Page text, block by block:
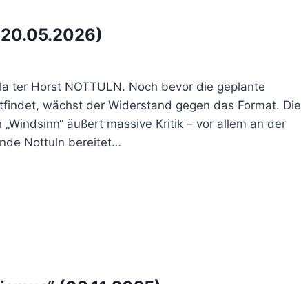
ter Horst NOTTULN. Noch bevor die geplante
wächst der Widerstand gegen das Format. Die
äußert massive Kritik – vor allem an der
Nottuln bereitet…